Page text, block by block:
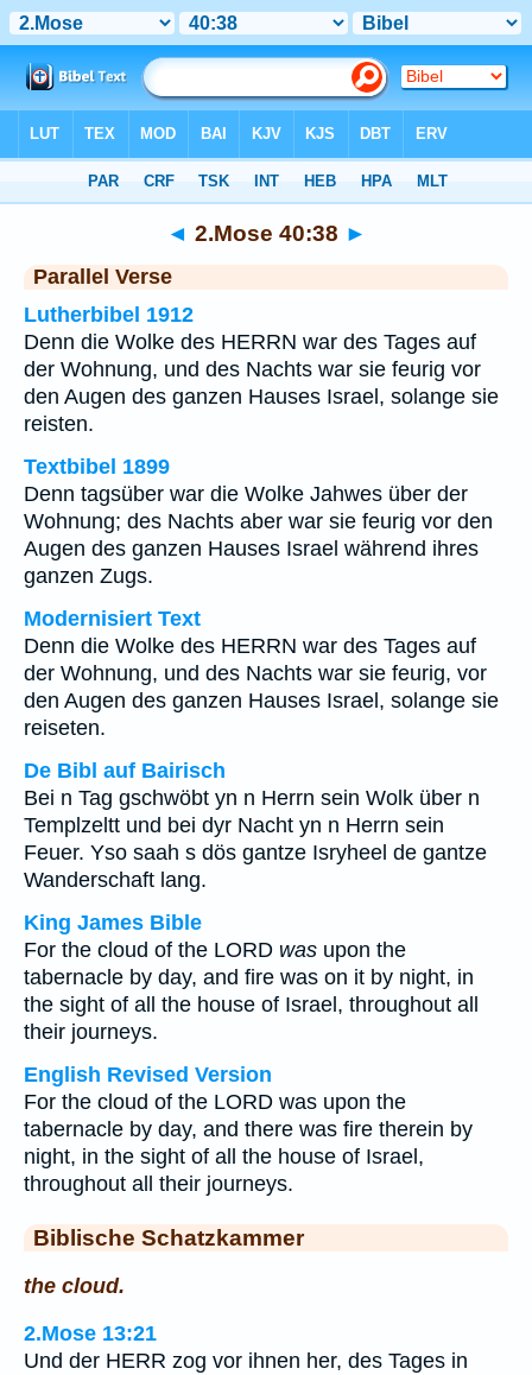
◄ 2.Mose 40:38 ►
Parallel Verse
Lutherbibel 1912
Denn die Wolke des HERRN war des Tages auf
der Wohnung, und des Nachts war sie feurig vor
den Augen des ganzen Hauses Israel, solange sie
reisten.
Textbibel 1899
Denn tagsüber war die Wolke Jahwes über der
Wohnung; des Nachts aber war sie feurig vor den
Augen des ganzen Hauses Israel während ihres
ganzen Zugs.
Modernisiert Text
Denn die Wolke des HERRN war des Tages auf
der Wohnung, und des Nachts war sie feurig, vor
den Augen des ganzen Hauses Israel, solange sie
reiseten.
De Bibl auf Bairisch
Bei n Tag gschwöbt yn n Herrn sein Wolk über n
Templzeltt und bei dyr Nacht yn n Herrn sein
Feuer. Yso saah s dös gantze Isryheel de gantze
Wanderschaft lang.
King James Bible
For the cloud of the LORD was upon the
tabernacle by day, and fire was on it by night, in
the sight of all the house of Israel, throughout all
their journeys.
English Revised Version
For the cloud of the LORD was upon the
tabernacle by day, and there was fire therein by
night, in the sight of all the house of Israel,
throughout all their journeys.
Biblische Schatzkammer
the cloud.
2.Mose 13:21
Und der HERR zog vor ihnen her, des Tages in